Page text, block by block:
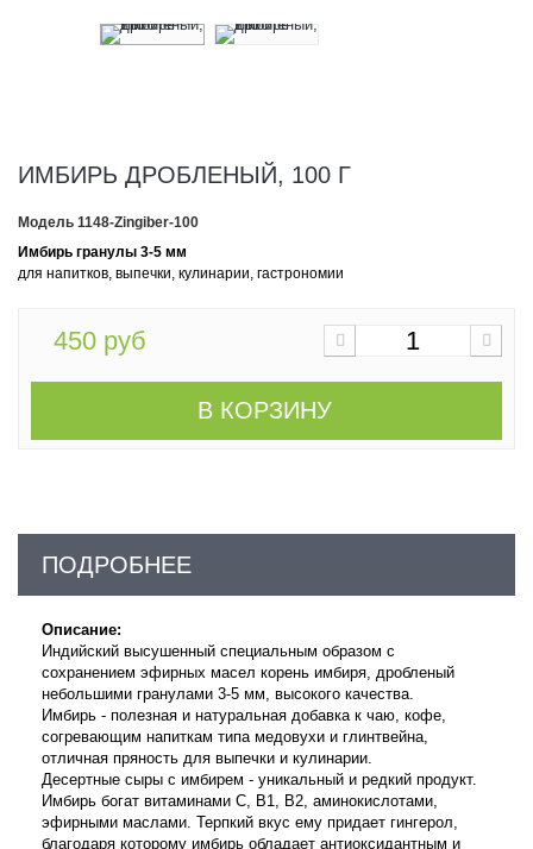
ИМБИРЬ ДРОБЛЕНЫЙ, 100 Г
Модель 1148-Zingiber-100
Имбирь гранулы 3-5 мм
для напитков, выпечки, кулинарии, гастрономии
450 руб
В КОРЗИНУ
ПОДРОБНЕЕ
Описание:
Индийский высушенный специальным образом с
сохранением эфирных масел корень имбиря, дробленый
небольшими гранулами 3-5 мм, высокого качества.
Имбирь - полезная и натуральная добавка к чаю, кофе,
согревающим напиткам типа медовухи и глинтвейна,
отличная пряность для выпечки и кулинарии.
Десертные сыры с имбирем - уникальный и редкий продукт.
Имбирь богат витаминами С, В1, В2, аминокислотами,
эфирными маслами. Терпкий вкус ему придает гингерол,
благодаря которому имбирь обладает антиоксидантным и